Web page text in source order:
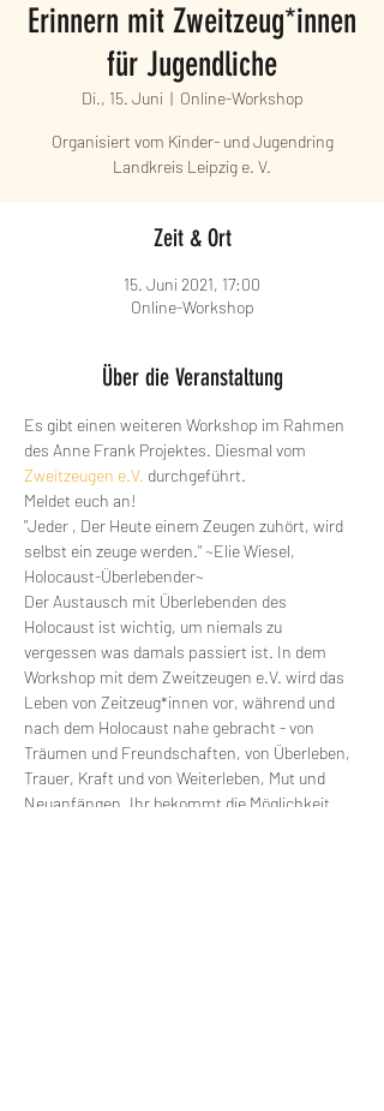
Erinnern mit Zweitzeug*innen
für Jugendliche
Di., 15. Juni
  |
Online-Workshop
Organisiert vom Kinder- und Jugendring
Landkreis Leipzig e. V.
Zeit & Ort
15. Juni 2021, 17:00
Online-Workshop
Über die Veranstaltung
Es gibt einen weiteren Workshop im Rahmen
des Anne Frank Projektes. Diesmal vom
Zweitzeugen e.V. durchgeführt.
Meldet euch an!
"Jeder , Der Heute einem Zeugen zuhört, wird
selbst ein zeuge werden." ~Elie Wiesel,
Holocaust-Überlebender~
Der Austausch mit Überlebenden des
Holocaust ist wichtig, um niemals zu
vergessen was damals passiert ist. In dem
Workshop mit dem Zweitzeugen e.V. wird das
Leben von Zeitzeug*innen vor, während und
nach dem Holocaust nahe gebracht - von
Träumen und Freundschaften, von Überleben,
Trauer, Kraft und von Weiterleben, Mut und
Neuanfängen. Ihr bekommt die Möglichkeit,